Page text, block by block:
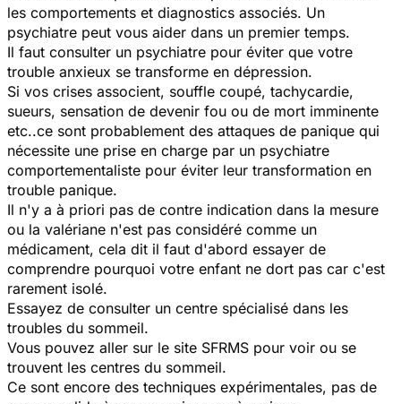
les comportements et diagnostics associés. Un
psychiatre peut vous aider dans un premier temps.
Il faut consulter un psychiatre pour éviter que votre
trouble anxieux se transforme en dépression.
Si vos crises associent, souffle coupé, tachycardie,
sueurs, sensation de devenir fou ou de mort imminente
etc..ce sont probablement des attaques de panique qui
nécessite une prise en charge par un psychiatre
comportementaliste pour éviter leur transformation en
trouble panique.
Il n'y a à priori pas de contre indication dans la mesure
ou la valériane n'est pas considéré comme un
médicament, cela dit il faut d'abord essayer de
comprendre pourquoi votre enfant ne dort pas car c'est
rarement isolé.
Essayez de consulter un centre spécialisé dans les
troubles du sommeil.
Vous pouvez aller sur le site SFRMS pour voir ou se
trouvent les centres du sommeil.
Ce sont encore des techniques expérimentales, pas de